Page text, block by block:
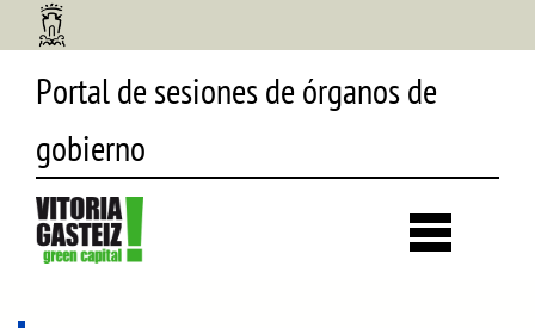
Portal de sesiones de órganos de
gobierno